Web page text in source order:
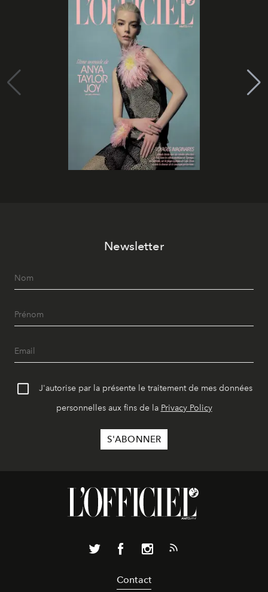
Newsletter
J'autorise par la présente le traitement de mes données
personnelles aux fins de la Privacy Policy
Contact